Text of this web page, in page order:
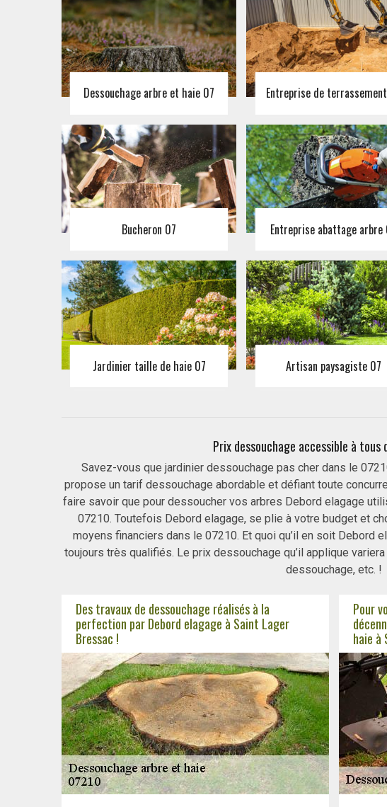
Dessouchage arbre et haie 07 Entreprise de
Bucheron 07 Entreprise abattage arbre
Jardinier taille de haie 07 Artisan paysagiste 07
Prix dessouchage accessible à tous
Savez-vous que jardinier dessouchage pas cher dans le
propose un tarif dessouchage abordable et défiant toute
faire savoir que pour dessoucher vos arbres Debord elagage
07210. Toutefois Debord elagage, se plie à votre budget et
moyens financiers dans le 07210. Et quoi qu’il en soit Debord
toujours très qualifiés. Le prix dessouchage qu’il applique
dessouchage, etc. !
Des travaux de dessouchage réalisés à la
perfection par Debord elagage à Saint Lager
Bressac !
Pour
haie à